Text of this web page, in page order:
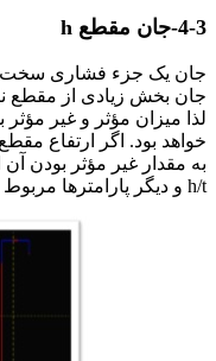
4-3-جان مقطع h
جان یک جزء فشاری سخت
جان بخش زیادی از مقطع
لذا میزان مؤثر و غیر
به مقدار غیر مؤثر بودن
h/t و دیگر پارامترها مربوط می‌شود.